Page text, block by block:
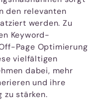
den relevanten
werden. Zu
Keyword-
Page Optimierung
vielfältigen
dabei, mehr
und ihre
zu stärken.